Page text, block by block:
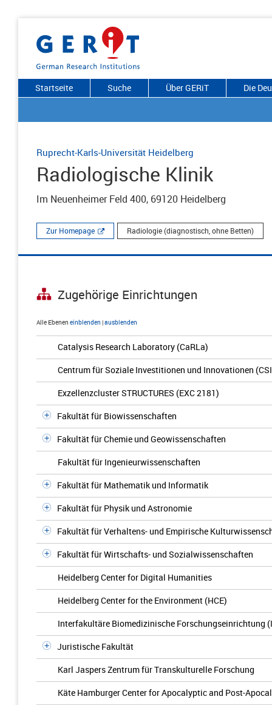
Startseite Suche Über GERiT Die
Ruprecht-Karls-Universität Heidelberg
Radiologische Klinik
Im Neuenheimer Feld 400, 69120 Heidelberg
Zur Homepage Radiologie (diagnostisch, ohne Betten)
Zugehörige Einrichtungen
Alle Ebenen einblenden |ausblenden
Catalysis Research Laboratory (CaRLa)
Centrum für Soziale Investitionen und Innovationen
Exzellenzcluster STRUCTURES (EXC 2181)
Fakultät für Biowissenschaften
Fakultät für Chemie und Geowissenschaften
Fakultät für Ingenieurwissenschaften
Fakultät für Mathematik und Informatik
Fakultät für Physik und Astronomie
Fakultät für Verhaltens- und Empirische
Fakultät für Wirtschafts- und Sozialwissenschaften
Heidelberg Center for Digital Humanities
Heidelberg Center for the Environment (HCE)
Interfakultäre Biomedizinische Forschungseinrichtung
Juristische Fakultät
Karl Jaspers Zentrum für Transkulturelle Forschung
Käte Hamburger Center for Apocalyptic and Post-